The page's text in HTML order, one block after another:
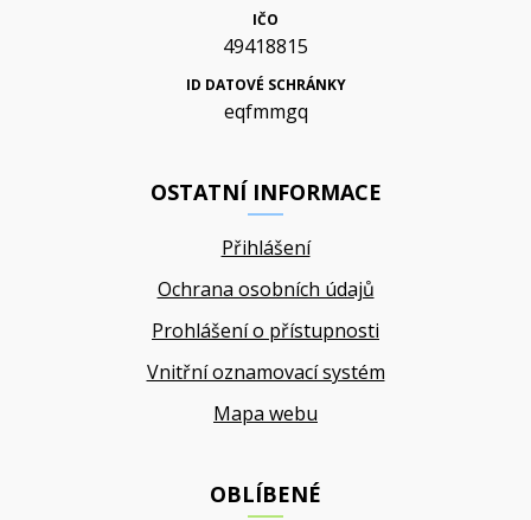
IČO
49418815
ID DATOVÉ SCHRÁNKY
eqfmmgq
OSTATNÍ INFORMACE
Přihlášení
Ochrana osobních údajů
Prohlášení o přístupnosti
Vnitřní oznamovací systém
Mapa webu
OBLÍBENÉ